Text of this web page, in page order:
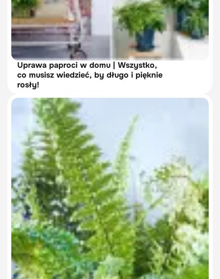
Uprawa paproci w domu | Wszystko,
co musisz wiedzieć, by długo i pięknie
rosły!